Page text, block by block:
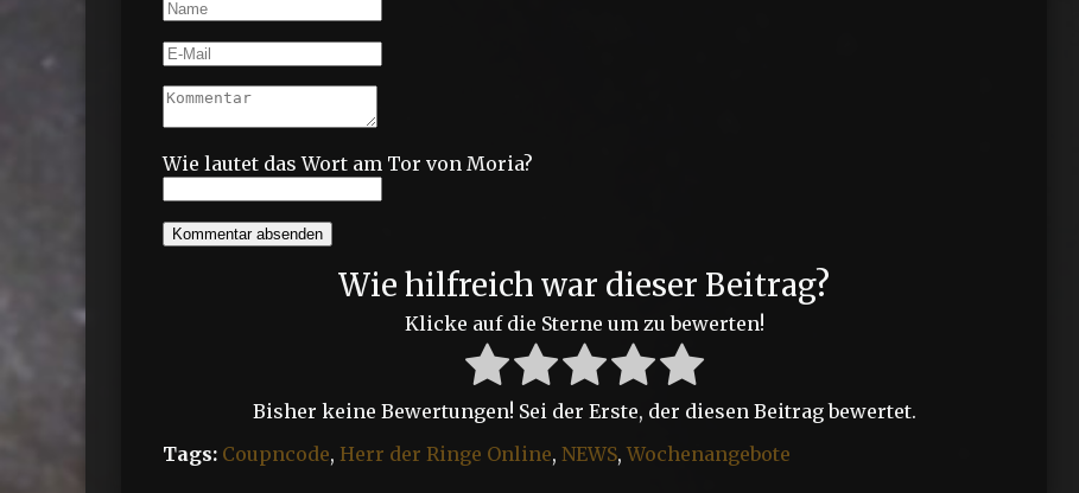
Wie lautet das Wort am Tor von Moria?
Kommentar absenden
Wie hilfreich war dieser Beitrag?
Klicke auf die Sterne um zu bewerten!
Bisher keine Bewertungen! Sei der Erste, der diesen Beitrag bewertet.
Tags: Coupncode, Herr der Ringe Online, NEWS, Wochenangebote